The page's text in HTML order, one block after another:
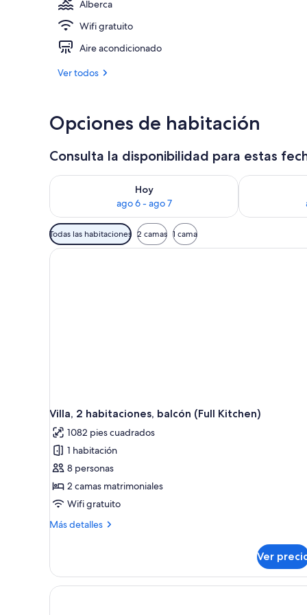
Alberca
Wifi gratuito
Aire acondicionado
Ver todos
Opciones de habitación
Consulta la disponibilidad para estas
Hoy
ago 6 - ago 7
Consulta la disponibilidad para hoy ago 6 - ago 7
Consulta la
Filtros
disponibles
para
Todas las habitaciones 2 camas 1 cama
Villa, 2 habitaciones, balcón (Full Kitchen)
1082 pies cuadrados
1 habitación
8 personas
2 camas matrimoniales
Wifi gratuito
Más detalles
Más
2
habitaciones,
balcón
Ver